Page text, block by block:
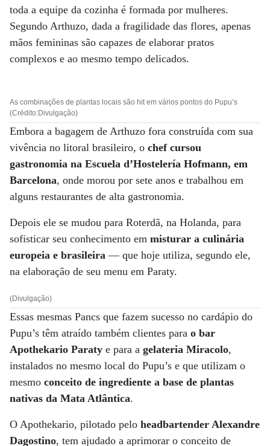
toda a equipe da cozinha é formada por mulheres.
Segundo Arthuzo, dada a fragilidade das flores, apenas
mãos femininas são capazes de elaborar pratos
complexos e ao mesmo tempo delicados.
As combinações de plantas locais são hit em vários pontos do Pupu’s
(Crédito:Divulgação)
Embora a bagagem de Arthuzo fora construída com sua
vivência no litoral brasileiro, o chef cursou
gastronomia na Escuela d’Hostelería Hofmann, em
Barcelona, onde morou por sete anos e trabalhou em
alguns restaurantes de alta gastronomia.
Depois ele se mudou para Roterdã, na Holanda, para
sofisticar seu conhecimento em misturar a culinária
europeia e brasileira — que hoje utiliza, segundo ele,
na elaboração de seu menu em Paraty.
(Divulgação)
Essas mesmas Pancs que fazem sucesso no cardápio do
Pupu’s têm atraído também clientes para o bar
Apothekario Paraty e para a gelateria Miracolo,
instalados no mesmo local do Pupu’s e que utilizam o
mesmo conceito de ingrediente a base de plantas
nativas da Mata Atlântica.
O Apothekario, pilotado pelo headbartender Alexandre
Dagostino, tem ajudado a aprimorar o conceito de